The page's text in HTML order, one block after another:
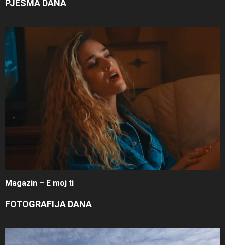
PJESMA DANA
Magazin – E moj ti
FOTOGRAFIJA DANA